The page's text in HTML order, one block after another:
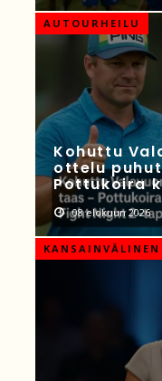
AUTOURHEILU
Kohuttu
ottelu
Pottukoira
08 elokuun 2026